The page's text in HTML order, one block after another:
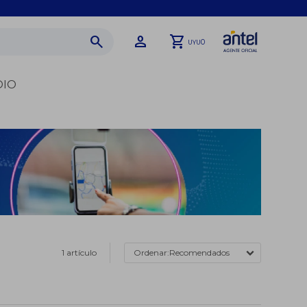
UYU0
1 artículo Recomendados